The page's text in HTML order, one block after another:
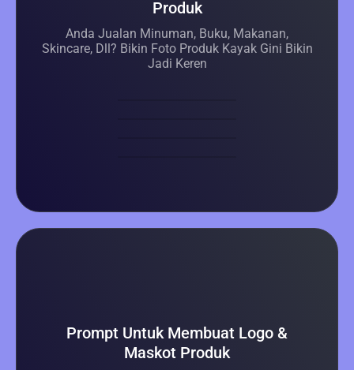
Produk
Anda Jualan Minuman, Buku, Makanan,
Skincare, Dll? Bikin Foto Produk Kayak Gini Bikin
Jadi Keren
Prompt Untuk Membuat Logo &
Maskot Produk